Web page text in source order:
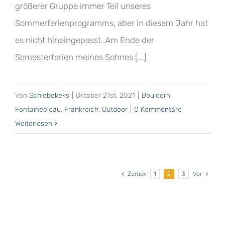
größerer Gruppe immer Teil unseres
Sommerferienprogramms, aber in diesem Jahr hat
es nicht hineingepasst. Am Ende der
Semesterferien meines Sohnes [...]
Von Schiebekeks Oktober 21st, 2021 Bouldern,
Fontainebleau, Frankreich, Outdoor
0 Kommentare
Weiterlesen
Zurück 1 2 3 Vor